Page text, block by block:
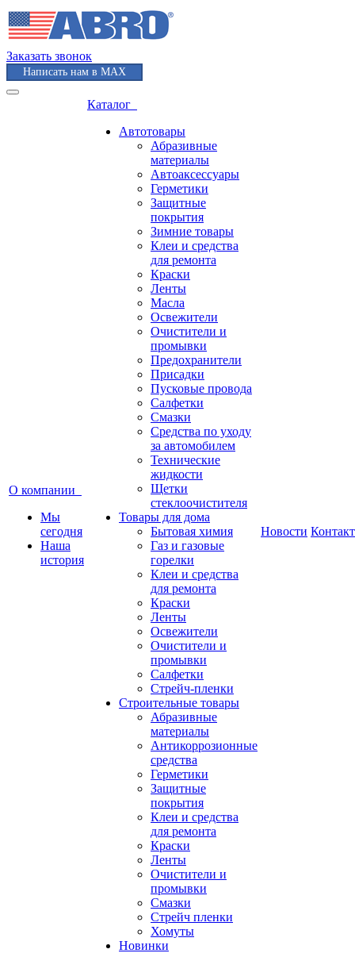
Заказать звонок
Написать нам в MAX
О компании
Мы
сегодня
Наша
история
Каталог
Автотовары
Абразивные
материалы
Автоаксессуары
Герметики
Защитные
покрытия
Зимние товары
Клеи и средства
для ремонта
Краски
Ленты
Масла
Освежители
Очистители и
промывки
Предохранители
Присадки
Пусковые провода
Салфетки
Смазки
Средства по уходу
за автомобилем
Технические
жидкости
Щетки
стеклоочистителя
Товары для дома
Бытовая химия
Газ и газовые
горелки
Клеи и средства
для ремонта
Краски
Ленты
Освежители
Очистители и
промывки
Салфетки
Стрейч-пленки
Строительные товары
Абразивные
материалы
Антикоррозионные
средства
Герметики
Защитные
покрытия
Клеи и средства
для ремонта
Краски
Ленты
Очистители и
промывки
Смазки
Стрейч пленки
Хомуты
Новинки
Новости